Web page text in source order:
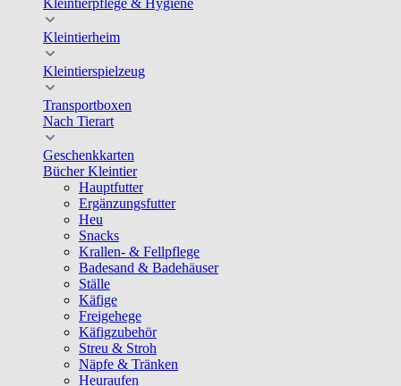
Kleintierpflege & Hygiene
Kleintierheim
Kleintierspielzeug
Transportboxen
Nach Tierart
Geschenkkarten
Bücher Kleintier
Hauptfutter
Ergänzungsfutter
Heu
Snacks
Krallen- & Fellpflege
Badesand & Badehäuser
Ställe
Käfige
Freigehege
Käfigzubehör
Streu & Stroh
Näpfe & Tränken
Heuraufen